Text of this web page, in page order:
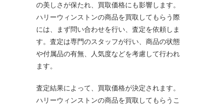
の美しさが保たれ、買取価格にも影響します。
ハリーウィンストンの商品を買取してもらう際
には、まず問い合わせを行い、査定を依頼しま
す。査定は専門のスタッフが行い、商品の状態
や付属品の有無、人気度などを考慮して行われ
ます。
査定結果によって、買取価格が決定されます。
ハリーウィンストンの商品を買取してもらうこ